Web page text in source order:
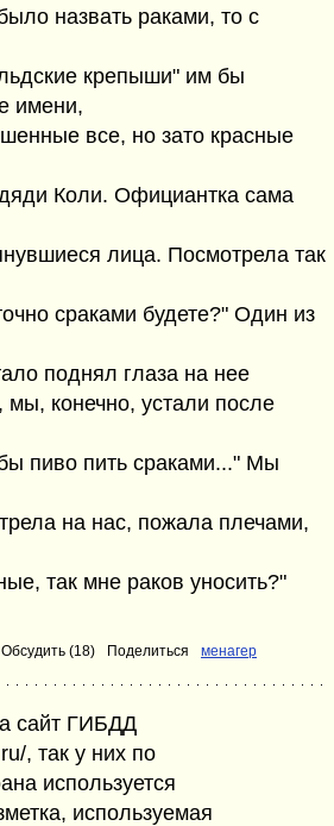
назвать раками, то с
крепыши" им бы
имени,
все, но зато красные
Коли. Официантка сама
лица. Посмотрела так
сраками будете?" Один из
поднял глаза на нее
мы, конечно, устали после
пиво пить сраками..." Мы
на нас, пожала плечами,
так мне раков уносить?"
Обсудить (18) Поделиться менагер
сайт ГИБДД
, так у них по
используется
используемая